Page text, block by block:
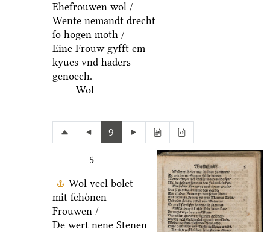
Ehefrouwen wol /
Wente nemandt drecht
ſo hogen moth /
Eine Frouw gyfft em
kyues vnd haders
genoech.
Wol
9
5
Wol veel bolet
mit ſchoͤnen
Frouwen /
De wert nene Stenen